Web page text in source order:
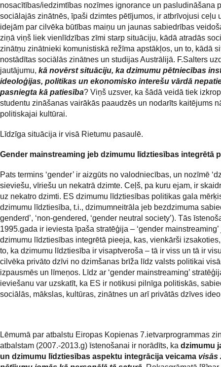
nosacītības/iedzimtības nozīmes ignorance un pasludināšana
sociālajās zinātnēs, īpaši dzimtes pētījumos, ir atbrīvojusi ceļu
idejām par cilvēka būtības maiņu un jaunas sabiedrības
ziņā viņš liek vienlīdzības zīmi starp situāciju, kādā atradās
zinātņu zinātnieki komunistiskā režīma apstākļos, un to, kādā
nostādītas sociālās zinātnes un studijas Austrālijā. F.Salters
jautājumu, kā novērst situāciju, ka dzimumu pētniecības
ideoloģijas, politikas un ekonomisko interešu vārdā
pasniegta kā patiesība? Viņš uzsver, ka šādā veidā tiek
studentu zināšanas vairākās paaudzēs un nodarīts kaitējums
politiskajai kultūrai.
Līdzīga situācija ir visā Rietumu pasaulē.
Gender mainstreaming jeb dzimumu līdztiesības integrētā
Pats termins ‘gender’ ir aizgūts no valodniecības, un nozīmē
sieviešu, vīriešu un nekatrā dzimte. Ceļš, pa kuru ejam, ir
uz nekatro dzimti. ES dzimumu līdztiesības politikas gala
dzimumu līdztiesība, t.i., dzimumneitrāla jeb bezdzimuma
genderd’, ‘non-gendered, ‘gender neutral society’). Tās
1995.gada ir ieviesta īpaša stratēģija – ‘gender mainstreaming’
dzimumu līdztiesības integrētā pieeja, kas, vienkārši
to, ka dzimumu līdztiesība ir visaptveroša – tā ir viss un tā ir
cilvēka privāto dzīvi no dzimšanas brīža līdz valsts politikai
izpausmēs un līmeņos. Līdz ar ‘gender mainstreaming’
ieviešanu var uzskatīt, ka ES ir notikusi pilnīga politiskās,
sociālās, mākslas, kultūras, zinātnes un arī privātās dzīves
Lēmumā par atbalstu Eiropas Kopienas 7.ietvarprogrammas
atbalstam (2007.-2013.g) īstenošanai ir norādīts, ka dzimumu
un dzimumu līdztiesības aspektu integrācija veicama visās